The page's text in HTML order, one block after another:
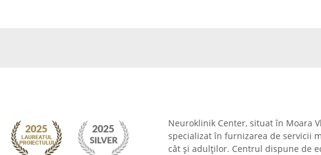
Neuroklinik Center, situat în Moara
specializat în furnizarea de servicii
cât și adulților. Centrul dispune de